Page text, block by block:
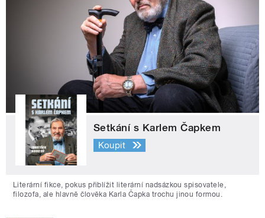
Setkání s Karlem Čapkem
Koupit
Literární fikce, pokus přiblížit literární nadsázkou spisovatele,
filozofa, ale hlavně člověka Karla Čapka trochu jinou formou.